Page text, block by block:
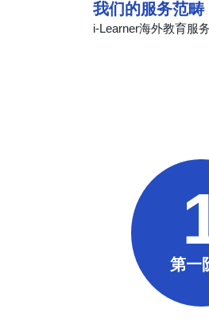
我们的服务范畴
i-Learner海外教育服
第一